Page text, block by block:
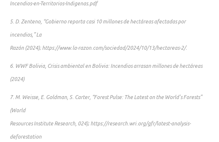
Incendios-en-Territorios-Indigenas.pdf
5. D. Zenteno, “Gobierno reporta casi 10 millones de hectáreas afectadas por
incendios,” La
Razón (2024); https://www.la-razon.com/sociedad/2024/10/13/hectareas-2/.
6. WWF Bolivia, Crisis ambiental en Bolivia: Incendios arrasan millones de hectáreas
(2024)
7. M. Weisse, E. Goldman, S. Carter, “Forest Pulse: The Latest on the World’s Forests”
(World
Resources Institute Research, 024); https://research.wri.org/gfr/latest-analysis-
deforestation